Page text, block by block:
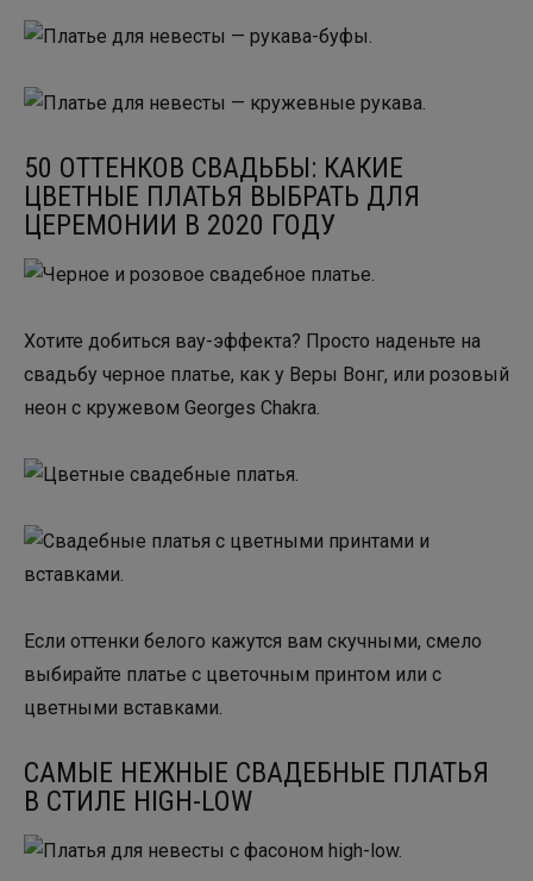
50 ОТТЕНКОВ СВАДЬБЫ: КАКИЕ
ЦВЕТНЫЕ ПЛАТЬЯ ВЫБРАТЬ ДЛЯ
ЦЕРЕМОНИИ В 2020 ГОДУ
Хотите добиться вау-эффекта? Просто наденьте на
свадьбу черное платье, как у Веры Вонг, или розовый
неон с кружевом Georges Chakra.
Если оттенки белого кажутся вам скучными, смело
выбирайте платье с цветочным принтом или с
цветными вставками.
САМЫЕ НЕЖНЫЕ СВАДЕБНЫЕ ПЛАТЬЯ
В СТИЛЕ HIGH-LOW